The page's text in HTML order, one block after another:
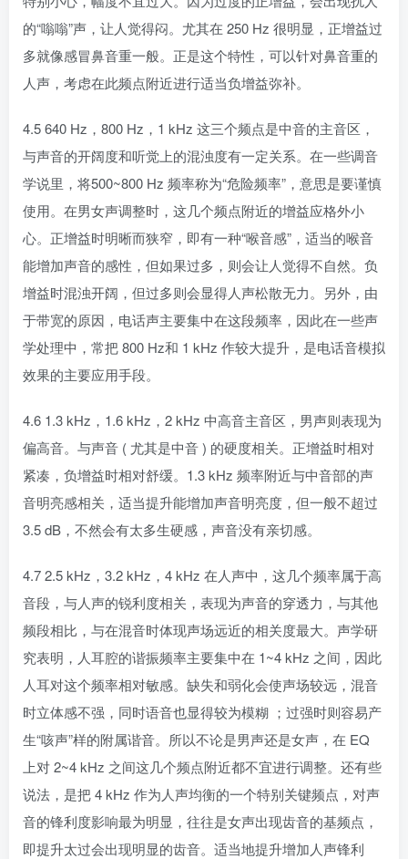
的“嗡嗡”声，让人觉得闷。尤其在 250 Hz 很明显，正增益过
多就像感冒鼻音重一般。正是这个特性，可以针对鼻音重的
人声，考虑在此频点附近进行适当负增益弥补。
4.5 640 Hz，800 Hz，1 kHz 这三个频点是中音的主音区，
与声音的开阔度和听觉上的混浊度有一定关系。在一些调音
学说里，将500~800 Hz 频率称为“危险频率”，意思是要谨慎
使用。在男女声调整时，这几个频点附近的增益应格外小
心。正增益时明晰而狭窄，即有一种“喉音感”，适当的喉音
能增加声音的感性，但如果过多，则会让人觉得不自然。负
增益时混浊开阔，但过多则会显得人声松散无力。另外，由
于带宽的原因，电话声主要集中在这段频率，因此在一些声
学处理中，常把 800 Hz和 1 kHz 作较大提升，是电话音模拟
效果的主要应用手段。
4.6 1.3 kHz，1.6 kHz，2 kHz 中高音主音区，男声则表现为
偏高音。与声音 ( 尤其是中音 ) 的硬度相关。正增益时相对
紧凑，负增益时相对舒缓。1.3 kHz 频率附近与中音部的声
音明亮感相关，适当提升能增加声音明亮度，但一般不超过
3.5 dB，不然会有太多生硬感，声音没有亲切感。
4.7 2.5 kHz，3.2 kHz，4 kHz 在人声中，这几个频率属于高
音段，与人声的锐利度相关，表现为声音的穿透力，与其他
频段相比，与在混音时体现声场远近的相关度最大。声学研
究表明，人耳腔的谐振频率主要集中在 1~4 kHz 之间，因此
人耳对这个频率相对敏感。缺失和弱化会使声场较远，混音
时立体感不强，同时语音也显得较为模糊 ；过强时则容易产
生“咳声”样的附属谐音。所以不论是男声还是女声，在 EQ
上对 2~4 kHz 之间这几个频点附近都不宜进行调整。还有些
说法，是把 4 kHz 作为人声均衡的一个特别关键频点，对声
音的锋利度影响最为明显，往往是女声出现齿音的基频点，
即提升太过会出现明显的齿音。适当地提升增加人声锋利